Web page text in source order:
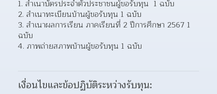
สำเนาบัตรประจำตัวประชาชนผู้ขอรับทุน  1 ฉบับ
สำเนาทะเบียนบ้านผู้ขอรับทุน 1 ฉบับ
สำเนาผลการเรียน ภาคเรียนที่ 2 ปีการศึกษา 2567 1
ฉบับ
ภาพถ่ายสภาพบ้านผู้ขอรับทุน 1 ฉบับ
เงื่อนไขและข้อปฏิบัติระหว่างรับทุน: